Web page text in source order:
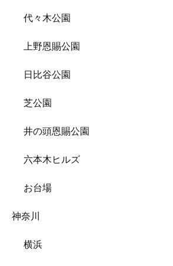
代々木公園
上野恩賜公園
日比谷公園
芝公園
井の頭恩賜公園
六本木ヒルズ
お台場
神奈川
横浜